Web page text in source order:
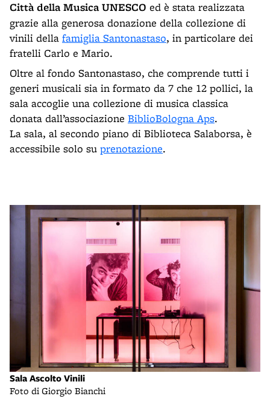
Città della Musica UNESCO ed è stata realizzata
grazie alla generosa donazione della collezione di
vinili della famiglia Santonastaso, in particolare dei
fratelli Carlo e Mario.
Oltre al fondo Santonastaso, che comprende tutti i
generi musicali sia in formato da 7 che 12 pollici, la
sala accoglie una collezione di musica classica
donata dall’associazione BiblioBologna Aps.
La sala, al secondo piano di Biblioteca Salaborsa, è
accessibile solo su prenotazione.
Sala Ascolto Vinili
Foto di Giorgio Bianchi